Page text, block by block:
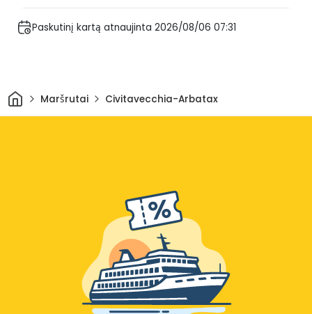
Paskutinį kartą atnaujinta 2026/08/06 07:31
Pradžia
Maršrutai Civitavecchia-Arbatax